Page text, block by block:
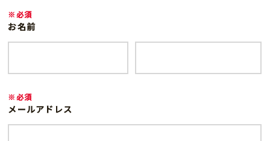
※必須
お名前
※必須
メールアドレス